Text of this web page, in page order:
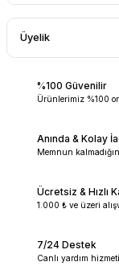
Üyelik
%100 Güvenilir
Ürünlerimiz %100
Anında & Kolay
Memnun
Ücretsiz & Hızlı
1.000 ₺ ve üzeri
7/24 Destek
Canlı yardım